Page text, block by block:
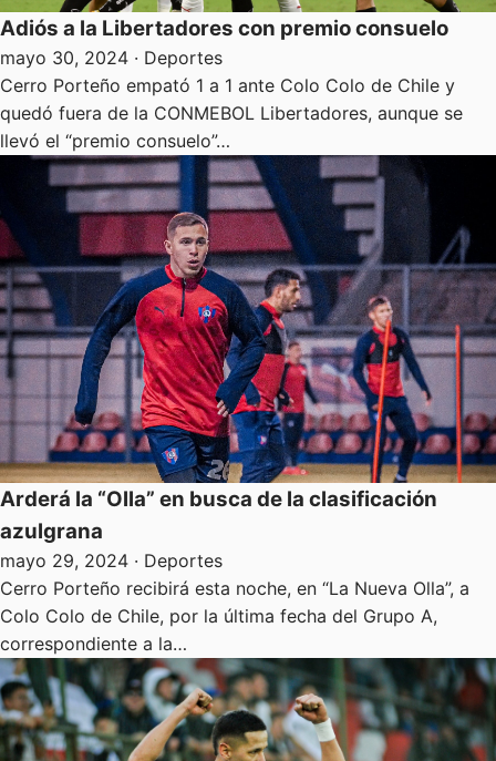
Adiós a la Libertadores con premio consuelo
mayo 30, 2024 · Deportes
Cerro Porteño empató 1 a 1 ante Colo Colo de Chile y
quedó fuera de la CONMEBOL Libertadores, aunque se
llevó el “premio consuelo”…
Arderá la “Olla” en busca de la clasificación
azulgrana
mayo 29, 2024 · Deportes
Cerro Porteño recibirá esta noche, en “La Nueva Olla”, a
Colo Colo de Chile, por la última fecha del Grupo A,
correspondiente a la…